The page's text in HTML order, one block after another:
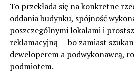
To przekłada się na konkretne
oddania budynku, spójność
poszczególnymi lokalami i
reklamacyjną — bo zamiast
deweloperem a podwykonawcą,
podmiotem.